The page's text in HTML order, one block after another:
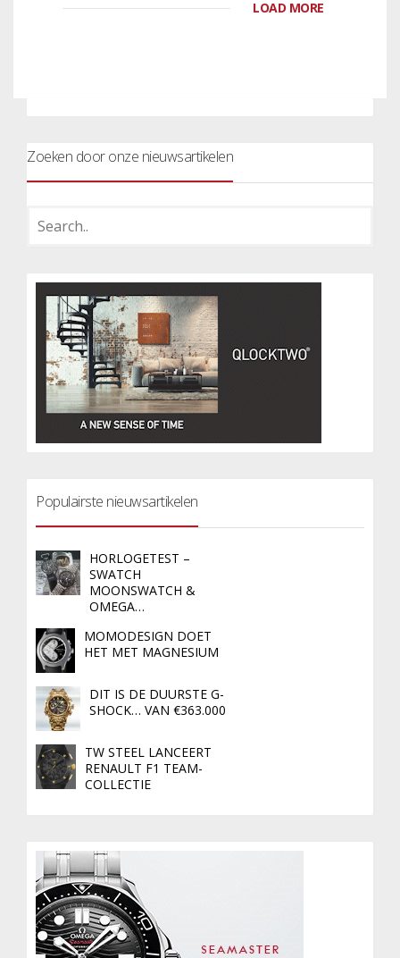
LOAD MORE
Zoeken door onze nieuwsartikelen
Populairste nieuwsartikelen
HORLOGETEST –
SWATCH
MOONSWATCH &
OMEGA…
MOMODESIGN DOET
HET MET MAGNESIUM
DIT IS DE DUURSTE G-
SHOCK… VAN €363.000
TW STEEL LANCEERT
RENAULT F1 TEAM-
COLLECTIE